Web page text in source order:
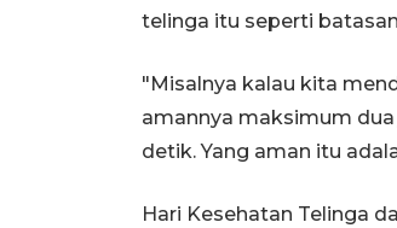
telinga itu seperti
"Misalnya kalau kita
amannya maksimum dua
detik. Yang aman itu
Hari Kesehatan Telinga